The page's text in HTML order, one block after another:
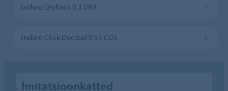
Enduro Dryback 0.3 DR3
Enduro Click Decibel 0.55 CD5
Imitatsioonkatted